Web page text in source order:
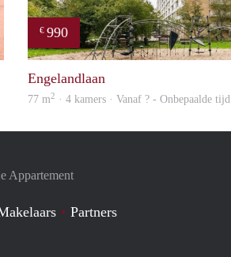
€ 990
Engelandlaan
77 m2 · 4 kamers · Vanaf ? - Onbepaalde tijd
Appartement
Partners